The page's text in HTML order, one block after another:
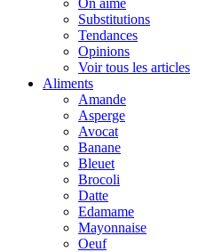
On aime
Substitutions
Tendances
Opinions
Voir tous les articles
Aliments
Amande
Asperge
Avocat
Banane
Bleuet
Brocoli
Datte
Edamame
Mayonnaise
Oeuf